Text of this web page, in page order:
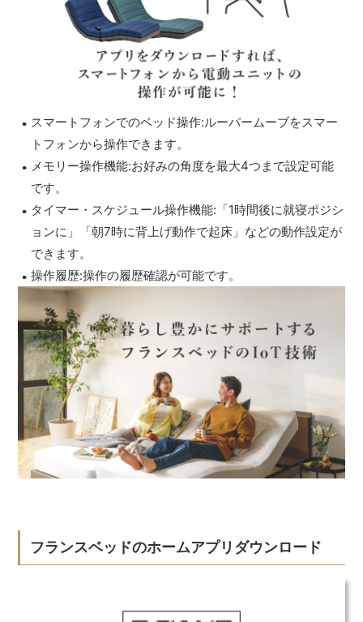
スマートフォンでのベッド操作:ルーパームーブをスマー
トフォンから操作できます。
メモリー操作機能:お好みの角度を最大4つまで設定可能
です。
タイマー・スケジュール操作機能:「1時間後に就寝ポジシ
ョンに」「朝7時に背上げ動作で起床」などの動作設定が
できます。
操作履歴:操作の履歴確認が可能です。
フランスベッドのホームアプリダウンロード